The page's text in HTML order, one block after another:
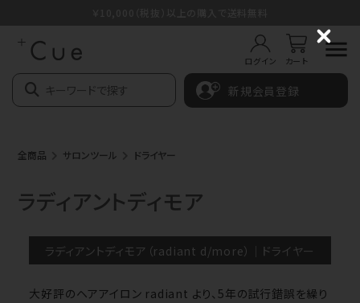
ログイン カート
新規会員登録
全商品 サロンツール ドライヤー
ラディアントディモア
ラディアントディモア（radiant d/more）｜ドライヤー
大好評のヘアアイロン radiant より、5年の試行錯誤を繰り
C
l